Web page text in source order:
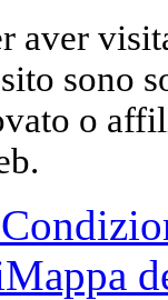
aver
sono
o
Mappa